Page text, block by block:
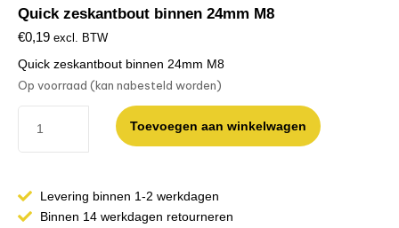
Quick zeskantbout binnen 24mm M8
€0,19 excl. BTW
Quick zeskantbout binnen 24mm M8
Op voorraad (kan nabesteld worden)
Toevoegen aan winkelwagen
Levering binnen 1-2 werkdagen
Binnen 14 werkdagen retourneren